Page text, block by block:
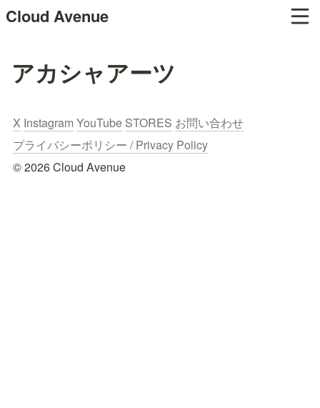
Cloud Avenue
アカシャアーツ
X Instagram YouTube STORES お問い合わせ
プライバシーポリシー / Privacy Policy
© 2026 Cloud Avenue